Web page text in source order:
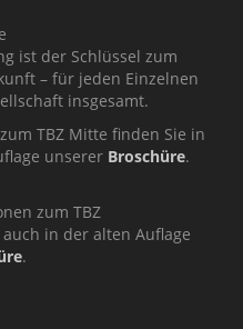
ist der Schlüssel zum
– für jeden Einzelnen
insgesamt.
TBZ Mitte finden Sie in
unserer Broschüre.
zum TBZ
in der alten Auflage
.